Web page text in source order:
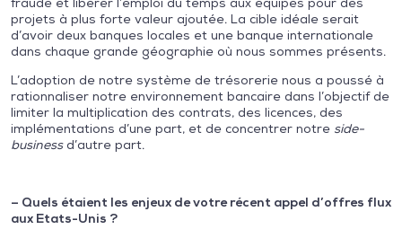
projets à plus forte valeur ajoutée. La cible idéale serait
d’avoir deux banques locales et une banque internationale
dans chaque grande géographie où nous sommes présents.
L’adoption de notre système de trésorerie nous a poussé à
rationnaliser notre environnement bancaire dans l’objectif de
limiter la multiplication des contrats, des licences, des
implémentations d’une part, et de concentrer notre side-
businessd’autre part.
– Quels étaient les enjeux de votre récent appel d’offres flux
aux Etats-Unis ?